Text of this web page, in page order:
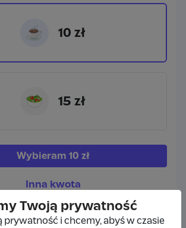
☕ 10 zł
🥗 15 zł
Wybieram 10 zł
Inna kwota
Twoją prywatność
prywatność i chcemy, abyś w czasie